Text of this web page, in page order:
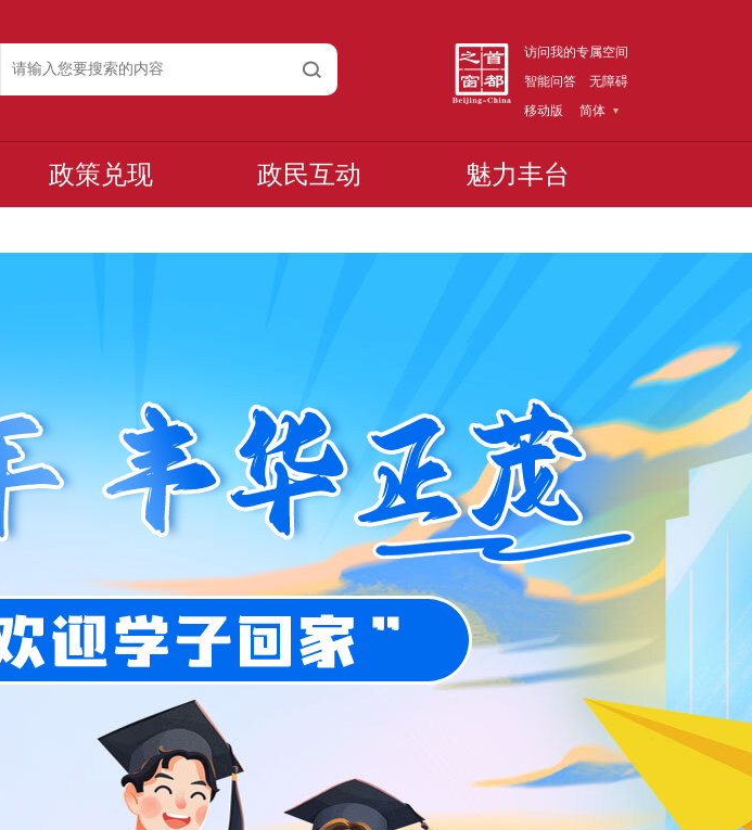
访问我的专属空间
智能问答
无障碍
移动版
简体
政策兑现 政民互动 魅力丰台